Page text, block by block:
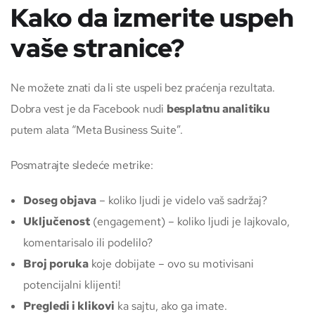
Kako da izmerite uspeh
vaše stranice?
Ne možete znati da li ste uspeli bez praćenja rezultata.
Dobra vest je da Facebook nudi besplatnu analitiku
putem alata “Meta Business Suite”.
Posmatrajte sledeće metrike:
Doseg objava – koliko ljudi je videlo vaš sadržaj?
Uključenost (engagement) – koliko ljudi je lajkovalo,
komentarisalo ili podelilo?
Broj poruka koje dobijate – ovo su motivisani
potencijalni klijenti!
Pregledi i klikovi ka sajtu, ako ga imate.